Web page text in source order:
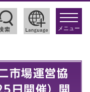
toggle
メニュー
市場運営協
日開催）開